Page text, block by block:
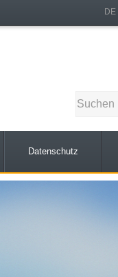
DE
Datenschutz